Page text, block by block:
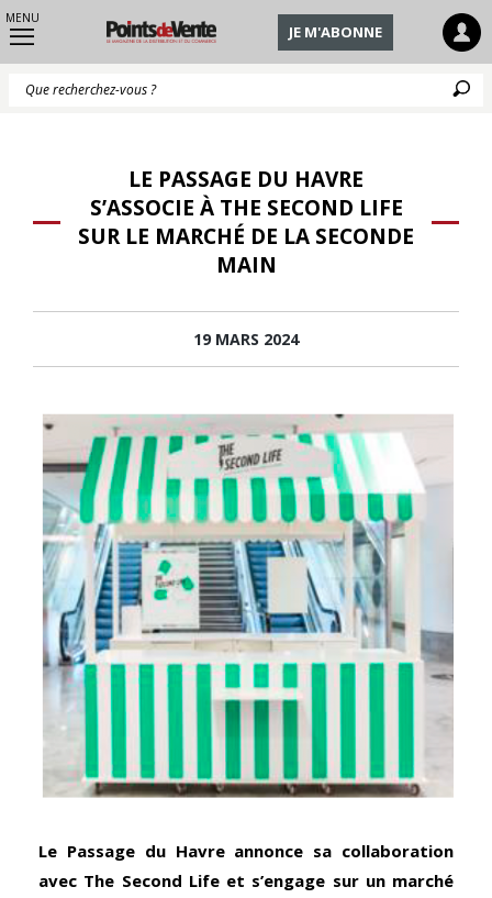
MENU
JE M'ABONNE
LE PASSAGE DU HAVRE
S’ASSOCIE À THE SECOND LIFE
SUR LE MARCHÉ DE LA SECONDE
MAIN
19 MARS 2024
Le Passage du Havre annonce sa collaboration
avec The Second Life et s’engage sur un marché